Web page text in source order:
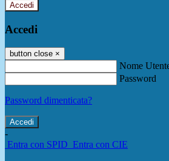
Accedi
Accedi
button close ×
Nome
Password
Password dimenticata?
-
Entra con SPID Entra con CIE